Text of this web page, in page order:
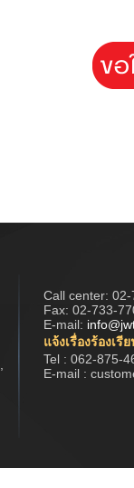
Call center: 02-
Fax: 02-733-
E-mail:
แจ้งเรื่องร้องเรี
Tel : 062-875-
E-mail :